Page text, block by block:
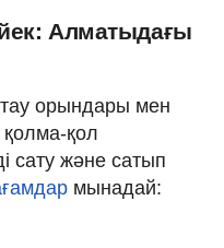
Алматыдағы
орындары мен
қолма-қол
сату және сатып
мынадай: